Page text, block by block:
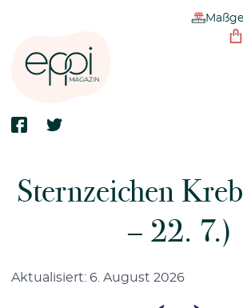
Sternzeichen
– 22. 7.)
Aktualisiert: 6. August 2026